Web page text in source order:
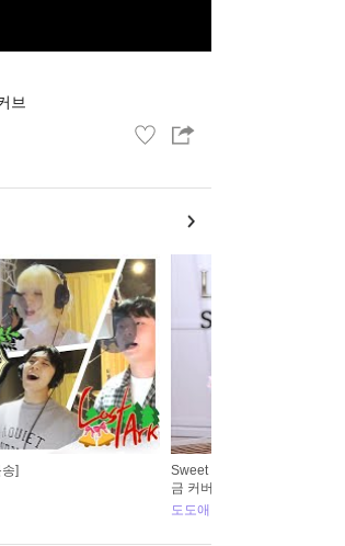
브
]
Sweet Dreams, My Dear - 소
금 커버 연주 국악 버전 Cover
도도애